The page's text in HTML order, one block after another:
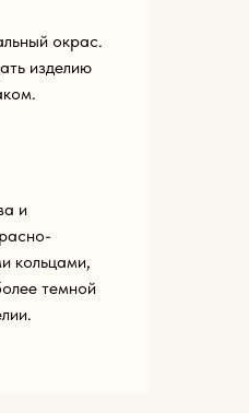
окрас.
изделию
и
кольцами,
темной